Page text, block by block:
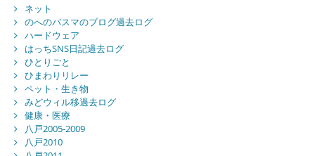
ネット
のへのバスマのブログ過去ログ
ハードウェア
はっちSNS日記過去ログ
ひとりごと
ひまわりリレー
ペット・生き物
みどウィル移過去ログ
健康・医療
八戸2005-2009
八戸2010